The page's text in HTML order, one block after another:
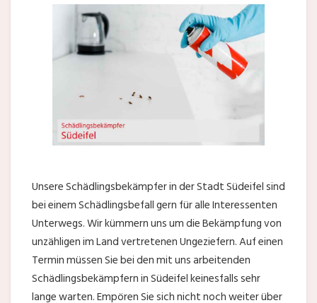
Unsere Schädlingsbekämpfer in der Stadt Südeifel sind
bei einem Schädlingsbefall gern für alle Interessenten
Unterwegs. Wir kümmern uns um die Bekämpfung von
unzähligen im Land vertretenen Ungeziefern. Auf einen
Termin müssen Sie bei den mit uns arbeitenden
Schädlingsbekämpfern in Südeifel keinesfalls sehr
lange warten. Empören Sie sich nicht noch weiter über